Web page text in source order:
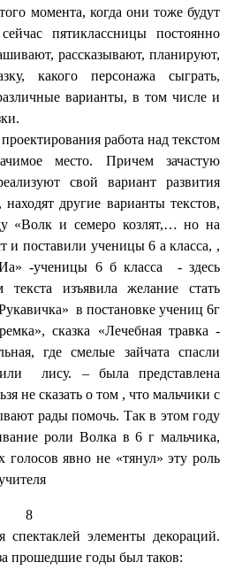
момента, когда они тоже будут
пятиклассницы постоянно
рассказывают, планируют,
какого персонажа сыграть,
варианты, в том числе и
работа над текстом
место. Причем зачастую
свой вариант развития
другие варианты текстов,
«Волк и семеро козлят,… но на
и поставили ученицы 6 а класса, ,
-ученицы 6 б класса - здесь
изъявила желание стать
в постановке учениц 6г
сказка «Лечебная травка -
где смелые зайчата спасли
лису. – была представлена
не сказать о том , что мальчики с
рады помочь. Так в этом году
роли Волка в 6 г мальчика,
голосов явно не «тянул» эту роль
8
спектаклей элементы декораций.
прошедшие годы был таков: